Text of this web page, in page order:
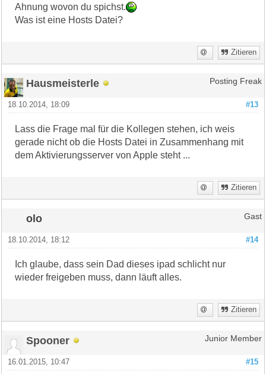
Ahnung wovon du spichst.
Was ist eine Hosts Datei?
Zitieren
Hausmeisterle Posting Freak
#13
18.10.2014, 18:09
Lass die Frage mal für die Kollegen stehen, ich weis
gerade nicht ob die Hosts Datei in Zusammenhang mit
dem Aktivierungsserver von Apple steht ...
Zitieren
olo Gast
#14
18.10.2014, 18:12
Ich glaube, dass sein Dad dieses ipad schlicht nur
wieder freigeben muss, dann läuft alles.
Zitieren
Spooner Junior Member
#15
16.01.2015, 10:47